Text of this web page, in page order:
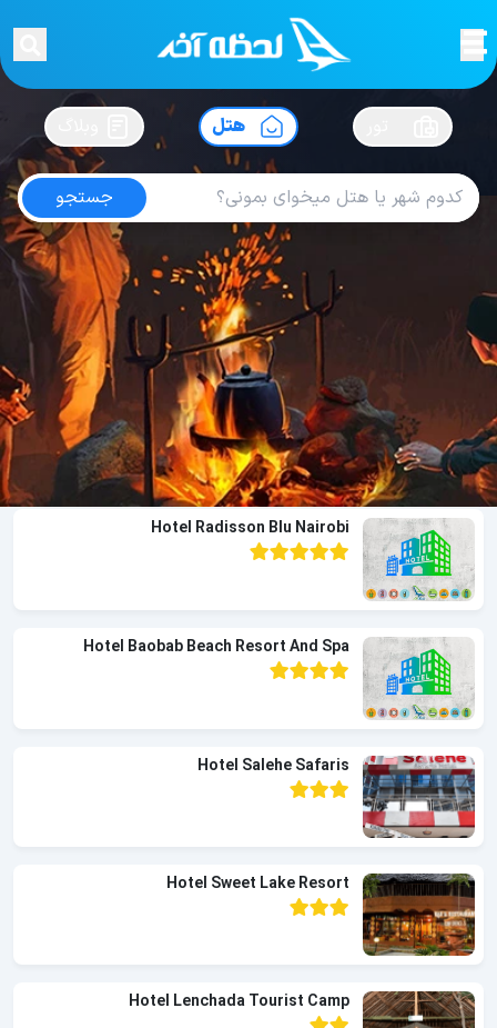
لحظه آخرسفرت رو بساز !
هتل
جستجو
هتل های کنیا
امتیاز4 از5| از100 کاربر
لحظه آخر هتل های کنیا
Hotel Sarova Whitesands Beach Resort Spa
Hotel Radisson Blu Nairobi
Hotel Baobab Beach Resort And Spa
Hotel Salehe Safaris
Hotel Sweet Lake Resort
Hotel Lenchada Tourist Camp